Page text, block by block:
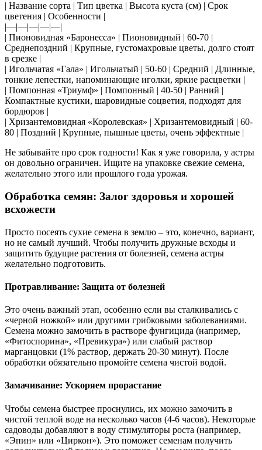
| Название сорта | Тип цветка | Высота куста (см) | Срок
цветения | Особенности |
|—|—|—|—|—|
| Пионовидная «Баронесса» | Пионовидный | 60-70 |
Среднепоздний | Крупные, густомахровые цветы, долго стоят
в срезке |
| Игольчатая «Гала» | Игольчатый | 50-60 | Средний | Длинные,
тонкие лепестки, напоминающие иголки, яркие расцветки |
| Помпонная «Триумф» | Помпонный | 40-50 | Ранний |
Компактные кустики, шаровидные соцветия, подходят для
бордюров |
| Хризантемовидная «Королевская» | Хризантемовидный | 60-
80 | Поздний | Крупные, пышные цветы, очень эффектные |
Не забывайте про срок годности! Как я уже говорила, у астры
он довольно ограничен. Ищите на упаковке свежие семена,
желательно этого или прошлого года урожая.
Обработка семян: Залог здоровья и хорошей
всхожести
Просто посеять сухие семена в землю – это, конечно, вариант,
но не самый лучший. Чтобы получить дружные всходы и
защитить будущие растения от болезней, семена астры
желательно подготовить.
Протравливание: Защита от болезней
Это очень важный этап, особенно если вы сталкивались с
«черной ножкой» или другими грибковыми заболеваниями.
Семена можно замочить в растворе фунгицида (например,
«Фитоспорина», «Превикура») или слабый раствор
марганцовки (1% раствор, держать 20-30 минут). После
обработки обязательно промойте семена чистой водой.
Замачивание: Ускоряем прорастание
Чтобы семена быстрее проснулись, их можно замочить в
чистой теплой воде на несколько часов (4-6 часов). Некоторые
садоводы добавляют в воду стимуляторы роста (например,
«Эпин» или «Циркон»). Это поможет семенам получить